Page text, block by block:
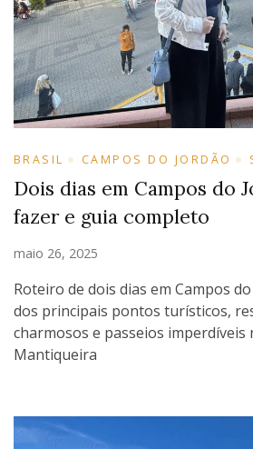
BRASIL CAMPOS DO JORDÃO
Dois dias em Campos do
fazer e guia completo
maio 26, 2025
Roteiro de dois dias em Campos
dos principais pontos turísticos,
charmosos e passeios imperdíveis
Mantiqueira